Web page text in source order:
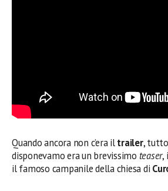
Quando ancora non c’era iltrailer,
disponevamo era un brevissimo teaser,
il famoso campanile della chiesa di